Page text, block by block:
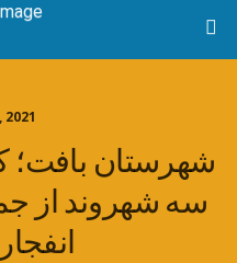
شهرستان
سه شهروند از